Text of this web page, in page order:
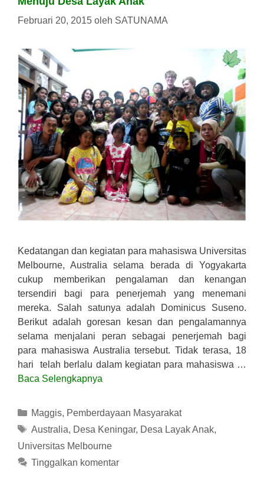
Februari 20, 2015 oleh SATUNAMA
Kedatangan dan kegiatan para mahasiswa Universitas
Melbourne, Australia selama berada di Yogyakarta
cukup memberikan pengalaman dan kenangan
tersendiri bagi para penerjemah yang menemani
mereka. Salah satunya adalah Dominicus Suseno.
Berikut adalah goresan kesan dan pengalamannya
selama menjalani peran sebagai penerjemah bagi
para mahasiswa Australia tersebut. Tidak terasa, 18
hari telah berlalu dalam kegiatan para mahasiswa …
Baca Selengkapnya
Kategori
Maggis, Pemberdayaan Masyarakat
Tag
Australia, Desa Keningar, Desa Layak Anak,
Universitas Melbourne
Tinggalkan komentar